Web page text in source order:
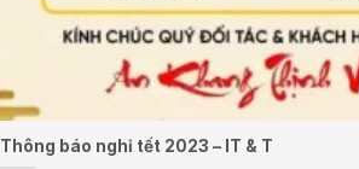
Thông báo nghỉ tết 2023 – IT & T